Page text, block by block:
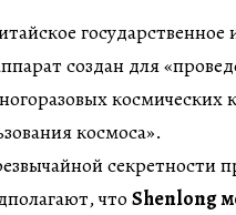
создан для
космических
космоса».
секретности
что Shenlong